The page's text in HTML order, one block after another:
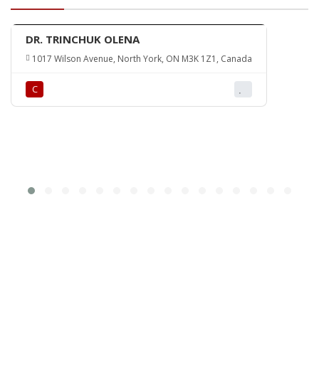
DR. TRINCHUK OLENA
1017 Wilson Avenue, North York, ON M3K 1Z1, Canada
С